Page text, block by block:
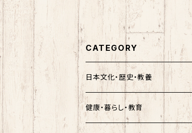
CATEGORY
日本文化・歴史・教養
健康・暮らし・教育